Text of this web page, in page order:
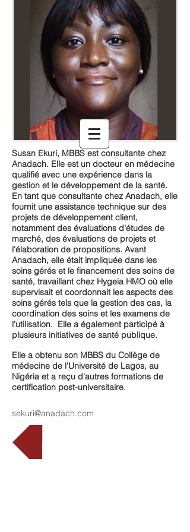
Susan Ekuri, MBBS est consultante chez
Anadach. Elle est un docteur en médecine
qualifié avec une expérience dans la
gestion et le développement de la santé.
En tant que consultante chez Anadach, elle
fournit une assistance technique sur des
projets de développement client,
notamment des évaluations d'études de
marché, des évaluations de projets et
l'élaboration de propositions. Avant
Anadach, elle était impliquée dans les
soins gérés et le financement des soins de
santé, travaillant chez Hygeia HMO où elle
supervisait et coordonnait les aspects des
soins gérés tels que la gestion des cas, la
coordination des soins et les examens de
l'utilisation. Elle a également participé à
plusieurs initiatives de santé publique.
Elle a obtenu son MBBS du Collège de
médecine de l'Université de Lagos, au
Nigéria et a reçu d'autres formations de
certification post-universitaire.
sekuri@anadach.com